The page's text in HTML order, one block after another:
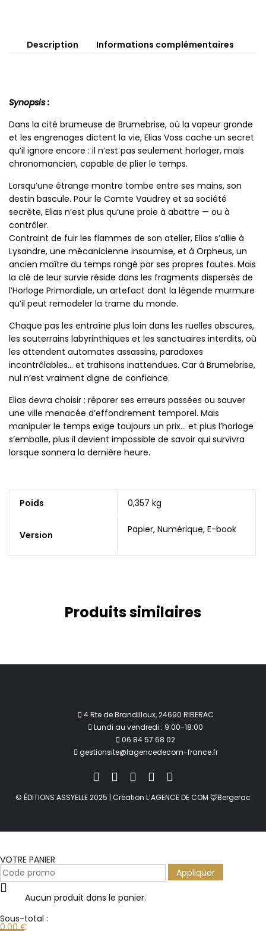
Description Informations complémentaires
Synopsis :
Dans la cité brumeuse de Brumebrise, où la vapeur gronde
et les engrenages dictent la vie, Elias Voss cache un secret
qu’il ignore encore : il n’est pas seulement horloger, mais
chronomancien, capable de plier le temps.
Lorsqu’une étrange montre tombe entre ses mains, son
destin bascule. Pour le Comte Vaudrey et sa société
secrète, Elias n’est plus qu’une proie à abattre — ou à
contrôler.
Contraint de fuir les flammes de son atelier, Elias s’allie à
Lysandre, une mécanicienne insoumise, et à Orpheus, un
ancien maître du temps rongé par ses propres fautes. Mais
la clé de leur survie réside dans les fragments dispersés de
l’Horloge Primordiale, un artefact dont la légende murmure
qu’il peut remodeler la trame du monde.
Chaque pas les entraîne plus loin dans les ruelles obscures,
les souterrains labyrinthiques et les sanctuaires interdits, où
les attendent automates assassins, paradoxes
incontrôlables… et trahisons inattendues. Car à Brumebrise,
nul n’est vraiment digne de confiance.
Elias devra choisir : réparer ses erreurs passées ou sauver
une ville menacée d’effondrement temporel. Mais
manipuler le temps exige toujours un prix… et plus l’horloge
s’emballe, plus il devient impossible de savoir qui survivra
lorsque sonnera la dernière heure.
Poids 0,357 kg
Version Papier, Numérique, E-book
Produits similaires
4 Rte de Brandilloux, 24690 RIBERAC
Lundi au vendredi : 9:00-18:00
06 84 57 68 02
gestionsite@lagencedecom-france.fr
© ÉDITIONS ASSYELLE 2025 | Création L’AGENCE DE COM 🦊Bergerac
VOTRE PANIER
Appliquer
Aucun produit dans le panier.
Sous-total :
0,00€